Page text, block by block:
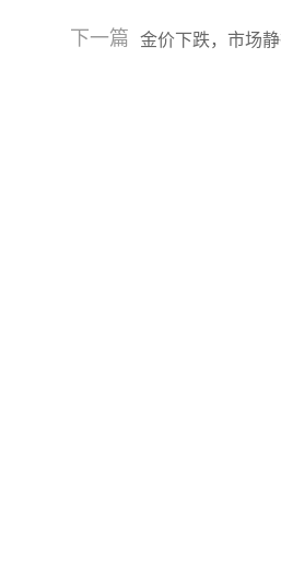
下一篇 金价下跌，市场